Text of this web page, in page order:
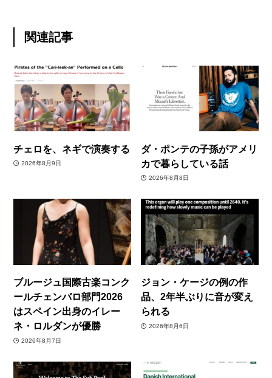
関連記事
チェロを、ネギで演奏する
2026年8月9日
ダ・ポンテの子孫がアメリ
カで暮らしている話
2026年8月8日
ブルージュ国際古楽コンク
ールチェンバロ部門2026
はスペイン出身のイレー
ネ・ロルダンが優勝
2026年8月7日
ジョン・ケージの例の作
品、2年半ぶりに音が変え
られる
2026年8月6日